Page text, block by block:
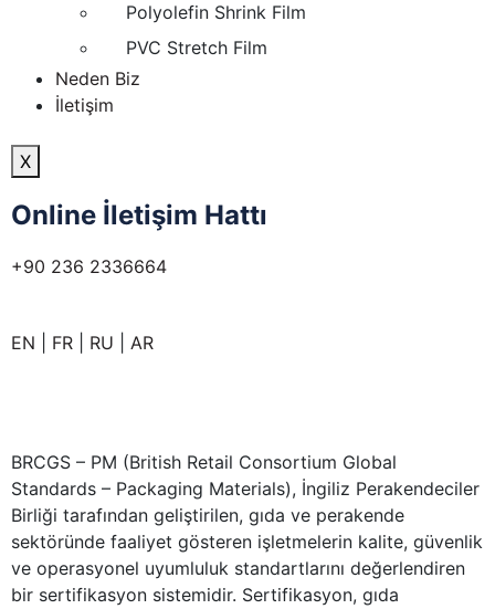
Polyolefin Shrink Film
PVC Stretch Film
Neden Biz
İletişim
X
Online İletişim Hattı
+90 236 2336664
EN FR RU AR
BRCGS – PM (British Retail Consortium Global
Standards – Packaging Materials), İngiliz Perakendeciler
Birliği tarafından geliştirilen, gıda ve perakende
sektöründe faaliyet gösteren işletmelerin kalite, güvenlik
ve operasyonel uyumluluk standartlarını değerlendiren
bir sertifikasyon sistemidir. Sertifikasyon, gıda